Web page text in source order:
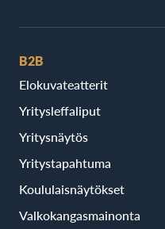
B2B
Elokuvateatterit
Yritysleffaliput
Yritysnäytös
Yritystapahtuma
Koululaisnäytökset
Valkokangasmainonta